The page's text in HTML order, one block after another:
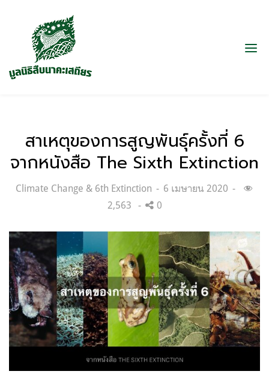
สาเหตุของการสูญพันธุ์ครั้งที่ 6
จากหนังสือ The Sixth Extinction
Categories:
Climate Change & 6th Extinction
Posted
6 เมษายน 2020
2,563
0